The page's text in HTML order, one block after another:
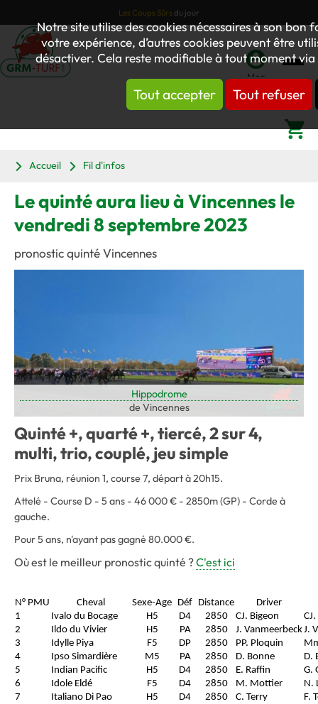
Notre site utilise des cookies nécessaires à son
votre expérience, d’autres cookies peuvent être
désactiver. Cela reste modifiable à tout moment
Tout accepter Tout refuser
Les Coups Sûrs du jour
Mon
compte
Accueil
Fil d'infos
Le quinté aura lieu à Vincennes le
vendredi 8 septembre 2023
pronostic quinté Vincennes
Hippodrome
de Vincennes
Quinté +, quarté +, tiercé, 2 sur 4,
multi, trio, couplé, jeu simple
Prix Bruna, réunion 1, course 7, départ à 20h15.
Attelé - Course D - 5 ans - 46 000 € - 2850m (GP) - Corde à
gauche.
Pour 5 ans, n'ayant pas gagné 80.000 €.
Où est le meilleur pronostic quinté ?C'est ici
N° PMU Cheval Sexe-Age Déf Distance
Driver
1
Ivalo du Bocage H5 D4 2850 CJ. Bigeon
2
Ildo du Vivier H5 PA 2850 J. VanmeerbeckJ.
3
Idylle Piya F5 DP 2850 PP. Ploquin
4
Ipso Simardière M5 PA 2850 D. Bonne
D.
5
Indian Pacific H5 D4 2850 E. Raffin
G.
6
Idole Eldé F5 D4 2850 M. Mottier
N.
7
Italiano Di Pao H5 D4 2850 C. Terry
F.